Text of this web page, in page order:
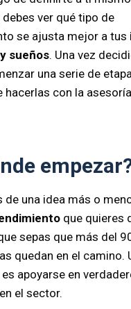
ver qué tipo de
se ajusta mejor a tus
sueños. Una vez
una serie de
hacerlas con la
de una idea más o
que quieres
sepas que más del
quedan en el camino.
apoyarse en
el sector.